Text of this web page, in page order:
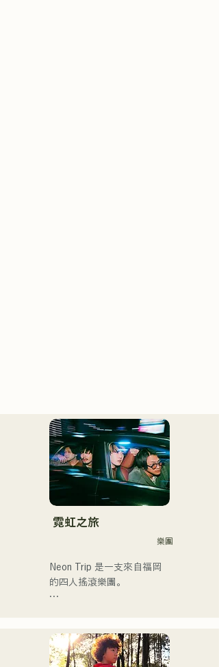
霓虹之旅
樂團
Neon Trip 是一支來自福岡
的四人搖滾樂團。
Trip」。